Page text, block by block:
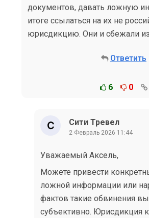
документов, давать ложную
итоге ссылаться на их не
юрисдикцию. Они и сбежали
Ответить
6 0
Сити Тревел
2 Февраль 2026 11:44
Уважаемый Аксель,
Можете привести
ложной информации или
фактов такие обвинения
субъективно. Юрисдикция